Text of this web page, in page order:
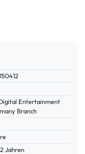
Entertainment
Branch
Jahren